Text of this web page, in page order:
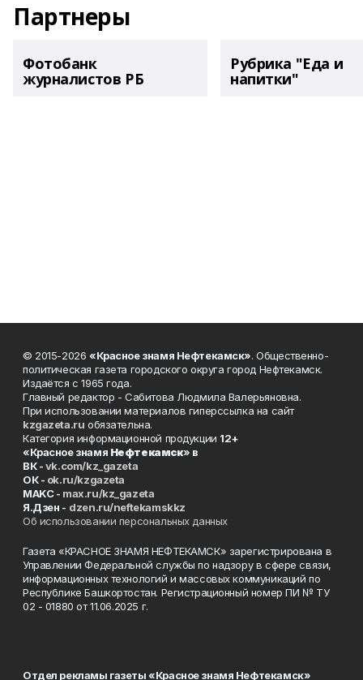
Партнеры
Фотобанк
журналистов РБ
Рубрика "Еда и
напитки"
© 2015-2026 «Красное знамя Нефтекамск». Общественно-
политическая газета городского округа город Нефтекамск.
Издаётся с 1965 года.
Главный редактор - Сабитова Людмила Валерьяновна.
При использовании материалов гиперссылка на сайт
kzgazeta.ru обязательна.
Категория информационной продукции 12+
«Красное знамя Нефтекамск» в
ВК -vk.com/kz_gazeta
ОК - ok.ru/kzgazeta
MAKC - max.ru/kz_gazeta
Я.Дзен - dzen.ru/neftekamskkz
Об использовании персональных данных
Газета «КРАСНОЕ ЗНАМЯ НЕФТЕКАМСК» зарегистрирована в
Управлении Федеральной службы по надзору в сфере связи,
информационных технологий и массовых коммуникаций по
Республике Башкортостан. Регистрационный номер ПИ № ТУ
02 - 01880 от 11.06.2025 г.
Отдел рекламы газеты «Красное знамя Нефтекамск»